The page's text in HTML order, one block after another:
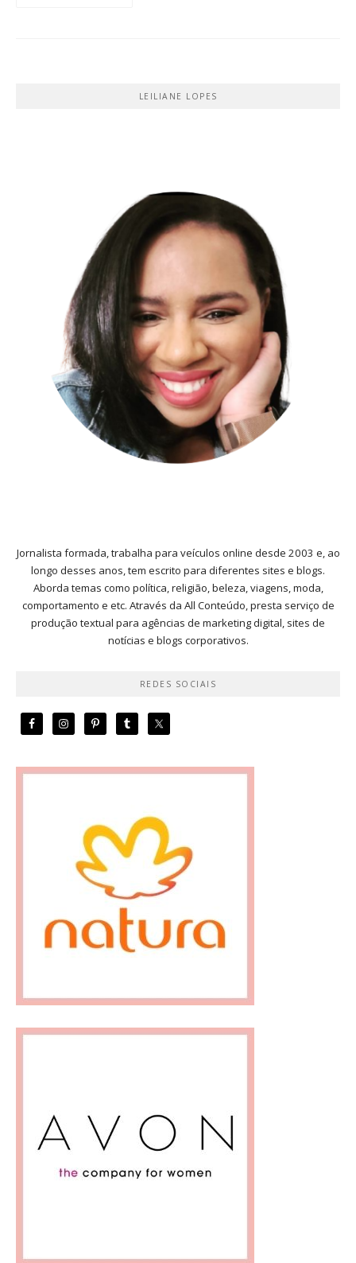
LEILIANE LOPES
Jornalista formada, trabalha para veículos online desde 2003 e, ao
longo desses anos, tem escrito para diferentes sites e blogs.
Aborda temas como política, religião, beleza, viagens, moda,
comportamento e etc. Através da All Conteúdo, presta serviço de
produção textual para agências de marketing digital, sites de
notícias e blogs corporativos.
REDES SOCIAIS